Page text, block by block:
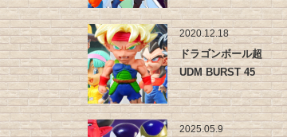
2020.12.18
ドラゴンボール超
UDM BURST 45
2025.05.9